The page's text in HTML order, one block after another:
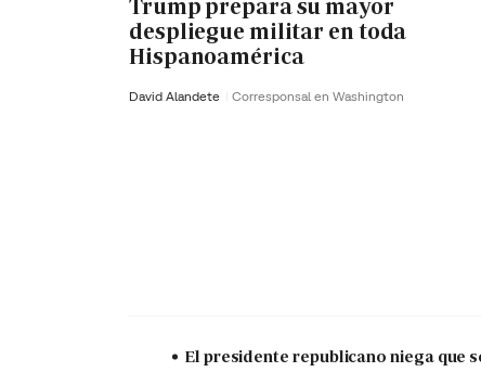
Trump prepara su mayor
despliegue militar en toda
Hispanoamérica
David Alandete Corresponsal en Washington
El presidente republicano niega que